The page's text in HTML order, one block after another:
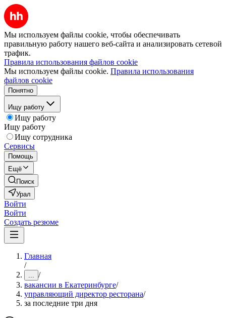
Мы используем файлы cookie, чтобы обеспечивать
правильную работу нашего веб-сайта и анализировать сетевой
трафик.
Правила использования файлов cookie
Мы используем файлы cookie. Правила использования
файлов cookie
Понятно
Ищу работу
Ищу работу
Ищу работу
Ищу сотрудника
Сервисы
Помощь
Ещё
Поиск
Урал
Войти
Войти
Создать резюме
Главная
/
... /
вакансии в Екатеринбурге/
управляющий директор ресторана/
за последние три дня